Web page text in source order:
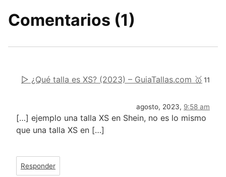
Comentarios (1)
▷ ¿Qué talla es XS? (2023) – GuiaTallas.com 🥇 11
agosto, 2023, 9:58 am
[…] ejemplo una talla XS en Shein, no es lo mismo
que una talla XS en […]
Responder